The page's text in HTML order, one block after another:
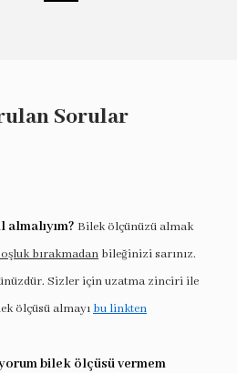
Sorular
Bilek ölçünüzü almak
bırakmadan bileğinizi sarınız.
Sizler için uzatma zinciri ile
ölçüsü almayı bu linkten
bilek ölçüsü vermem